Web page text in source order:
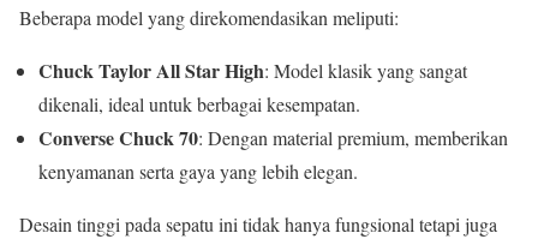
Beberapa model yang direkomendasikan meliputi:
Chuck Taylor All Star High: Model klasik yang sangat
dikenali, ideal untuk berbagai kesempatan.
Converse Chuck 70: Dengan material premium, memberikan
kenyamanan serta gaya yang lebih elegan.
Desain tinggi pada sepatu ini tidak hanya fungsional tetapi juga